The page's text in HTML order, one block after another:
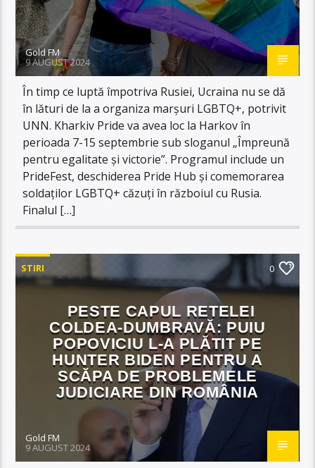
Gold FM
9 AUGUST 2024
În timp ce luptă împotriva Rusiei, Ucraina nu se dă
în lături de la a organiza marșuri LGBTQ+, potrivit
UNN. Kharkiv Pride va avea loc la Harkov în
perioada 7-15 septembrie sub sloganul „Împreună
pentru egalitate și victorie”. Programul include un
PrideFest, deschiderea Pride Hub și comemorarea
soldaților LGBTQ+ căzuți în războiul cu Rusia.
Finalul […]
STIRI 0
PESTE CAPUL RETELEI
COLDEA-DUMBRAVĂ: PUIU
POPOVICIU L-A PLĂTIT PE
HUNTER BIDEN PENTRU A
SCĂPA DE PROBLEMELE
JUDICIARE DIN ROMÂNIA
Gold FM
9 AUGUST 2024